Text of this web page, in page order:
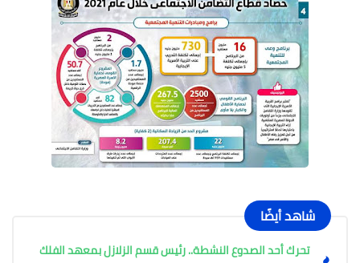
شاهد أيضًا
تحرك أحد الصدوع النشطة.. رئيس قسم الزلازل بمعهد الفلك